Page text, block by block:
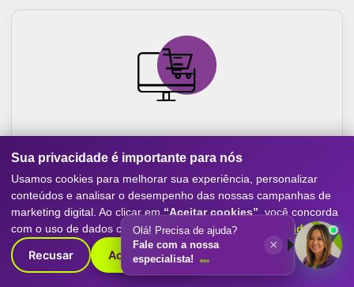
Sites e Ecommerce
Criação de sites otimizados para conversão, com
experiência mobile-first, SEO e performance. Destaque
sua empresa com o melhor do marketing digital.
Sua privacidade é importante para nós
Usamos cookies para melhorar sua experiência, personalizar
conteúdos e analisar o desempenho das nossas campanhas de
marketing digital. Ao clicar em “Aceitar cookies” , você concorda
com o uso de dados conforme nossaPolítica de Privacidade.
Recusar Aceitar cookies
Olá! Precisa de ajuda?
Fale com a nossa
especialista!
×